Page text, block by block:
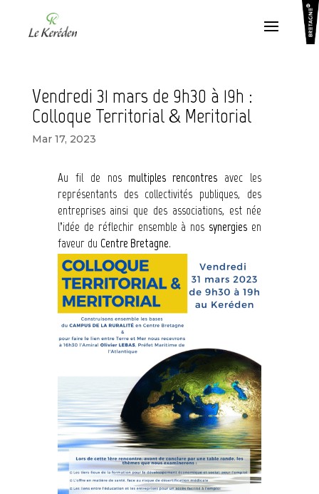
Vendredi 31 mars de 9h30 à 19h :
Colloque Territorial & Meritorial
Mar 17, 2023
Au fil de nosmultiples rencontres avec les
représentants des collectivités publiques, des
entreprises ainsi que des associations, est née
l’idée de réflechir ensemble à nos synergies en
faveur du Centre Bretagne.